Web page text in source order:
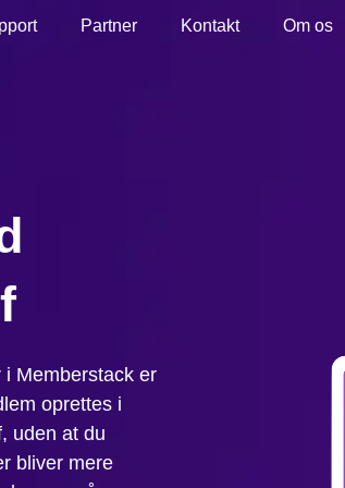
Partner Kontakt Om os
Memberstack er
oprettes i
uden at du
bliver mere